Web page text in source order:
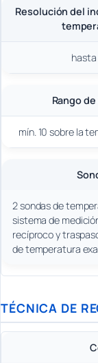
Resolución del
hasta
Rango
mín. 10 sobre la
2 sondas de
sistema de
recíproco y
de temperatura
TÉCNICA DE